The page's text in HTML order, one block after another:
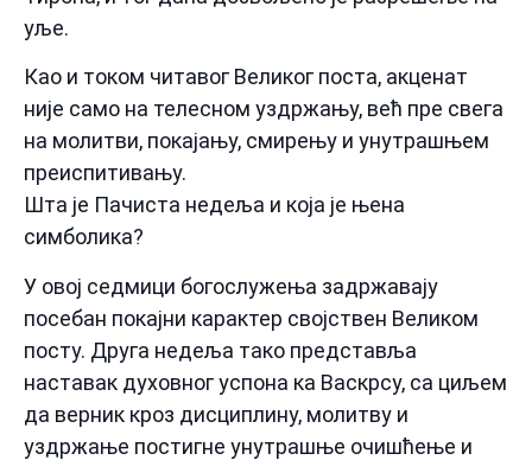
уље.
Као и током читавог Великог поста, акценат
није само на телесном уздржању, већ пре свега
на молитви, покајању, смирењу и унутрашњем
преиспитивању.
Шта је Пачиста недеља и која је њена
симболика?
У овој седмици богослужења задржавају
посебан покајни карактер својствен Великом
посту. Друга недеља тако представља
наставак духовног успона ка Васкрсу, са циљем
да верник кроз дисциплину, молитву и
уздржање постигне унутрашње очишћење и